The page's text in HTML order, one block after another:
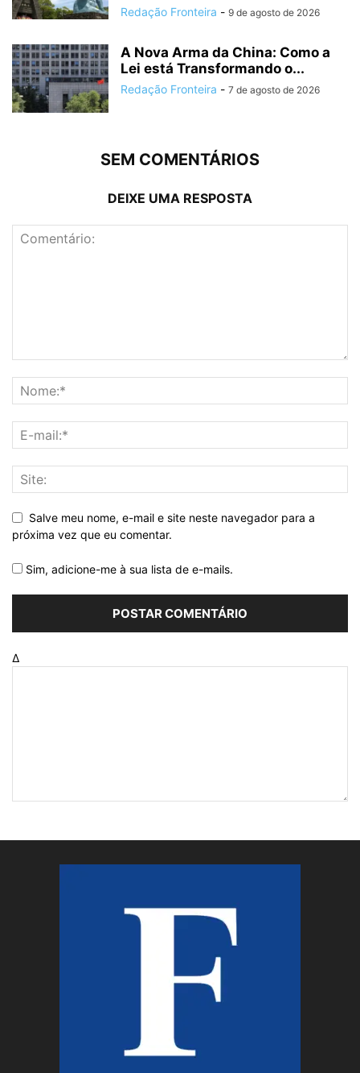
Redação Fronteira - 9 de agosto de 2026
A Nova Arma da China: Como a
Lei está Transformando o...
Redação Fronteira - 7 de agosto de 2026
SEM COMENTÁRIOS
DEIXE UMA RESPOSTA
Salve meu nome, e-mail e site neste navegador para a
próxima vez que eu comentar.
Sim, adicione-me à sua lista de e-mails.
Δ